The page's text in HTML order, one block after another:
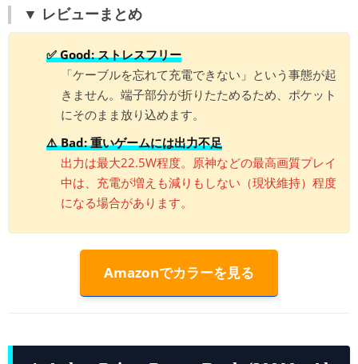
▼ レビューまとめ
✅ Good: ストレスフリー
「ケーブルを忘れて充電できない」という事態が起
きません。端子部分が折りたためるため、ポケット
にそのまま放り込めます。
⚠️ Bad: 重いゲームには出力不足
出力は最大22.5W程度。原神などの最高画質プレイ
中は、充電が増えも減りもしない（現状維持）程度
になる場合があります。
Amazonでカラーを見る